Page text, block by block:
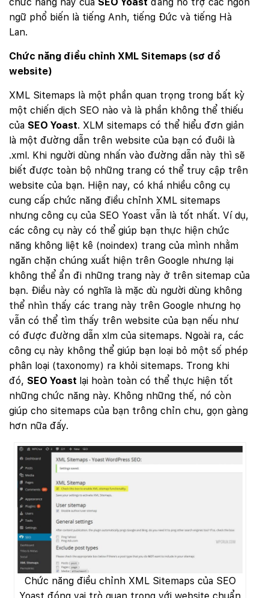
chức năng này của SEO Yoast đang hỗ trợ các ngôn
ngữ phổ biến là tiếng Anh, tiếng Đức và tiếng Hà
Lan.
Chức năng điều chỉnh XML Sitemaps (sơ đồ
website)
XML Sitemaps là một phần quan trọng trong bất kỳ
một chiến dịch SEO nào và là phần không thể thiếu
của SEO Yoast. XLM sitemaps có thể hiểu đơn giản
là một đường dẫn trên website của bạn có đuôi là
.xml. Khi người dùng nhấn vào đường dẫn này thì sẽ
biết được toàn bộ những trang có thể truy cập trên
website của bạn. Hiện nay, có khá nhiều công cụ
cung cấp chức năng điều chỉnh XML sitemaps
nhưng công cụ của SEO Yoast vẫn là tốt nhất. Ví dụ,
các công cụ này có thể giúp bạn thực hiện chức
năng không liệt kê (noindex) trang của mình nhằm
ngăn chặn chúng xuất hiện trên Google nhưng lại
không thể ẩn đi những trang này ở trên sitemap của
bạn. Điều này có nghĩa là mặc dù người dùng không
thể nhìn thấy các trang này trên Google nhưng họ
vẫn có thể tìm thấy trên website của bạn nếu như
có được đường dẫn xlm của sitemaps. Ngoài ra, các
công cụ này không thể giúp bạn loại bỏ một số phép
phân loại (taxonomy) ra khỏi sitemaps. Trong khi
đó, SEO Yoast lại hoàn toàn có thể thực hiện tốt
những chức năng này. Không những thế, nó còn
giúp cho sitemaps của bạn trông chỉn chu, gọn gàng
hơn nữa đấy.
Chức năng điều chỉnh XML Sitemaps của SEO